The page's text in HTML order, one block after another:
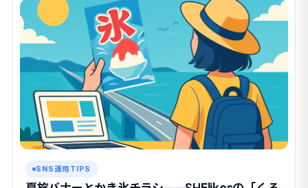
SNS運用TIPS